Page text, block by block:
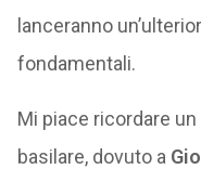
lanceranno
fondamentali.
Mi piace ricordare
basilare, dovuto a